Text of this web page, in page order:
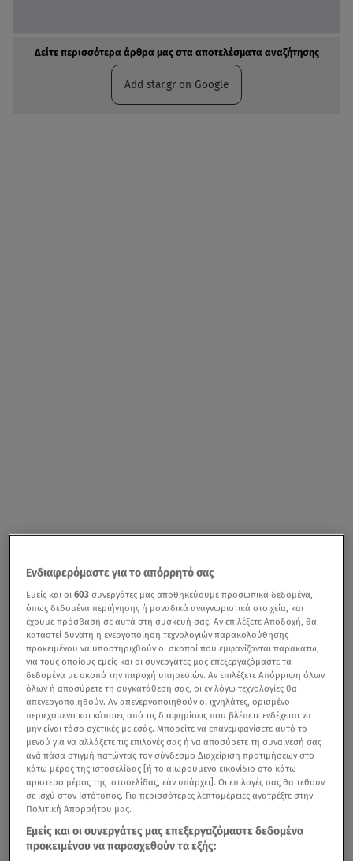
Δείτε περισσότερα άρθρα μας στα αποτελέσματα αναζήτησης
Add star.gr on Google
Ενδιαφερόμαστε για το απόρρητό σας
Εμείς και οι603 συνεργάτες μας αποθηκεύουμε προσωπικά δεδομένα,
όπως δεδομένα περιήγησης ή μοναδικά αναγνωριστικά στοιχεία, και
έχουμε πρόσβαση σε αυτά στη συσκευή σας. Αν επιλέξετε Αποδοχή, θα
καταστεί δυνατή η ενεργοποίηση τεχνολογιών παρακολούθησης
προκειμένου να υποστηριχθούν οι σκοποί που εμφανίζονται παρακάτω,
για τους οποίους εμείς και οι συνεργάτες μας επεξεργαζόμαστε τα
δεδομένα με σκοπό την παροχή υπηρεσιών. Αν επιλέξετε Απόρριψη όλων
όλων ή αποσύρετε τη συγκατάθεσή σας, οι εν λόγω τεχνολογίες θα
απενεργοποιηθούν. Αν απενεργοποιηθούν οι ιχνηλάτες, ορισμένο
περιεχόμενο και κάποιες από τις διαφημίσεις που βλέπετε ενδέχεται να
μην είναι τόσο σχετικές με εσάς. Μπορείτε να επανεμφανίσετε αυτό το
μενού για να αλλάξετε τις επιλογές σας ή να αποσύρετε τη συναίνεσή σας
ανά πάσα στιγμή πατώντας τον σύνδεσμο Διαχείριση προτιμήσεων στο
κάτω μέρος της ιστοσελίδας [ή το αιωρούμενο εικονίδιο στο κάτω
αριστερό μέρος της ιστοσελίδας, εάν υπάρχει]. Οι επιλογές σας θα τεθούν
σε ισχύ στον Ιστότοπος. Για περισσότερες λεπτομέρειες ανατρέξτε στην
Πολιτική Απορρήτου μας.
Εμείς και οι συνεργάτες μας επεξεργαζόμαστε δεδομένα
προκειμένου να παρασχεθούν τα εξής: